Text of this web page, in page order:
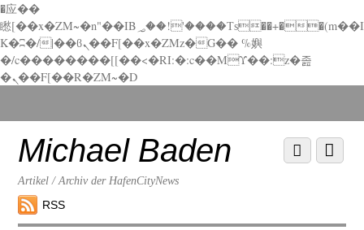
�应��
矁[��x�ZM~�n"��IB؃��!'����Тѕ��+��(m��I
K�ʭ�/|��ϐܢ��F[��x�ZMz�G�� %嬩
�/c��������[[��<�RI:�:c��MΎ��:z�졾
�ܢ��F[��R�ZM~�D
down
contentMichael Baden
Artikel / Archiv der HafenCityNews
RSS
Menu
Scroll
down